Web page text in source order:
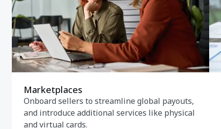
Marketplaces
Onboard sellers to streamline global payouts,
and introduce additional services like physical
and virtual cards.